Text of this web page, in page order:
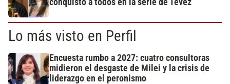
Lo más visto en Perfil
Encuesta rumbo a 2027: cuatro consultoras
midieron el desgaste de Milei y la crisis de
liderazgo en el peronismo